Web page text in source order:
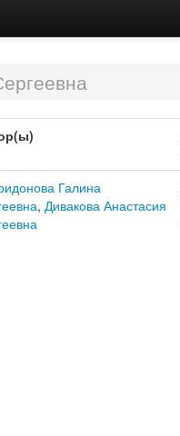
Галина
, Дивакова Анастасия